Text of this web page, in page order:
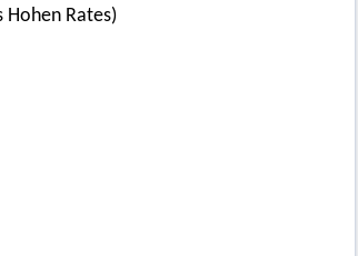
Hohen Rates)